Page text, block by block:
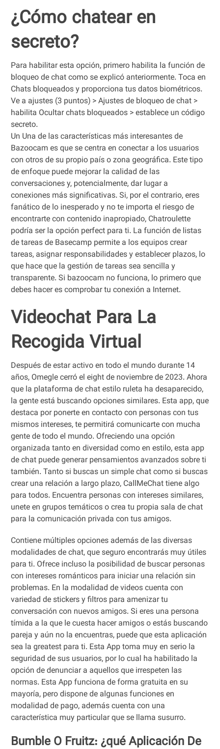
¿Cómo chatear en
secreto?
Para habilitar esta opción, primero habilita la función de
bloqueo de chat como se explicó anteriormente. Toca en
Chats bloqueados y proporciona tus datos biométricos.
Ve a ajustes (3 puntos) > Ajustes de bloqueo de chat > ​​
habilita Ocultar chats bloqueados > establece un código
secreto.
Un Una de las características más interesantes de
Bazoocam es que se centra en conectar a los usuarios
con otros de su propio país o zona geográfica. Este tipo
de enfoque puede mejorar la calidad de las
conversaciones y, potencialmente, dar lugar a
conexiones más significativas. Si, por el contrario, eres
fanático de lo inesperado y no te importa el riesgo de
encontrarte con contenido inapropiado, Chatroulette
podría ser la opción perfect para ti. La función de listas
de tareas de Basecamp permite a los equipos crear
tareas, asignar responsabilidades y establecer plazos, lo
que hace que la gestión de tareas sea sencilla y
transparente. Si bazoocam no funciona, lo primero que
debes hacer es comprobar tu conexión a Internet.
Videochat Para La
Recogida Virtual
Después de estar activo en todo el mundo durante 14
años, Omegle cerró el eight de noviembre de 2023. Ahora
que la plataforma de chat estilo ruleta ha desaparecido,
la gente está buscando opciones similares. Esta app, que
destaca por ponerte en contacto con personas con tus
mismos intereses, te permitirá comunicarte con mucha
gente de todo el mundo. Ofreciendo una opción
organizada tanto en diversidad como en estilo, esta app
de chat puede generar pensamientos avanzados sobre ti
también. Tanto si buscas un simple chat como si buscas
crear una relación a largo plazo, CallMeChat tiene algo
para todos. Encuentra personas con intereses similares,
unete en grupos temáticos o crea tu propia sala de chat
para la comunicación privada con tus amigos.
Contiene múltiples opciones además de las diversas
modalidades de chat, que seguro encontrarás muy útiles
para ti. Ofrece incluso la posibilidad de buscar personas
con intereses románticos para iniciar una relación sin
problemas. En la modalidad de videos cuenta con
variedad de stickers y filtros para amenizar tu
conversación con nuevos amigos. Si eres una persona
tímida a la que le cuesta hacer amigos o estás buscando
pareja y aún no la encuentras, puede que esta aplicación
sea la greatest para ti. Esta App toma muy en serio la
seguridad de sus usuarios, por lo cual ha habilitado la
opción de denunciar a aquellos que irrespeten las
normas. Esta App funciona de forma gratuita en su
mayoría, pero dispone de algunas funciones en
modalidad de pago, además cuenta con una
característica muy particular que se llama susurro.
Bumble O Fruitz: ¿qué Aplicación De